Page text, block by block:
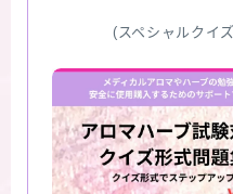
(スペシャルクイ